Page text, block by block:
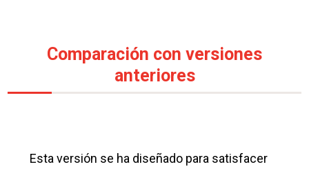
Comparación con versiones
anteriores
Esta versión se ha diseñado para satisfacer